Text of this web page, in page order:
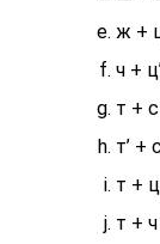
ж +
ч +
т +
т’ +
т +
т +